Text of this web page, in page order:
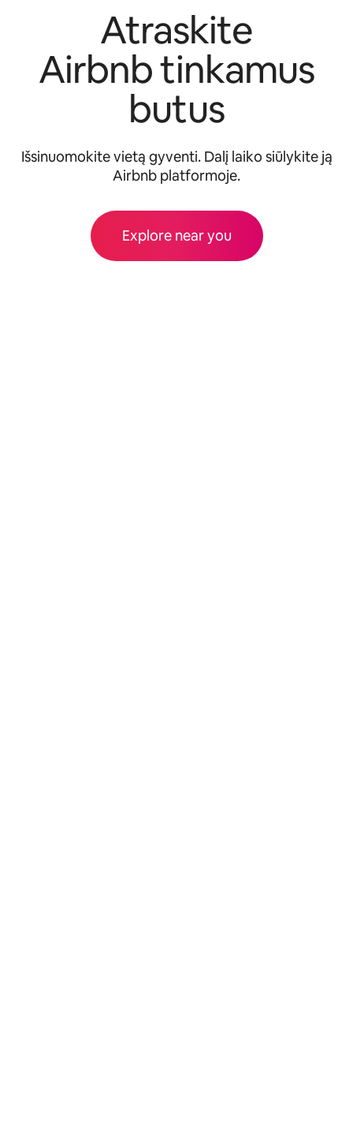
Atraskite
Airbnb tinkamus
butus
Išsinuomokite vietą gyventi. Dalį laiko siūlykite ją
Airbnb platformoje.
Explore near you